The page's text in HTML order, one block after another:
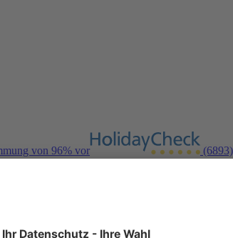
von 96% vor (6893)
- nur solange der Vorrat reicht